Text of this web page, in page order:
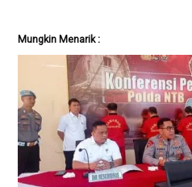
Mungkin Menarik :